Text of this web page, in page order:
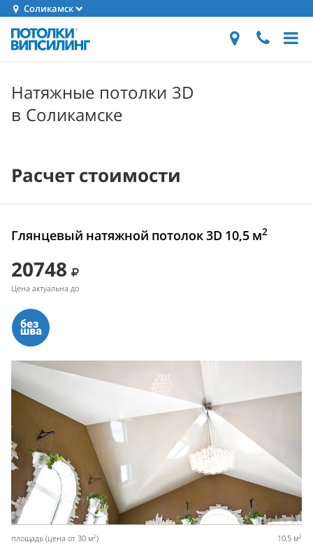
Соликамск
Натяжные потолки 3D
в Соликамске
Расчет стоимости
Глянцевый натяжной потолок 3D 10,5 м2
20748
Цена актуальна до
площадь (цена от 30 м2) 10,5 м2